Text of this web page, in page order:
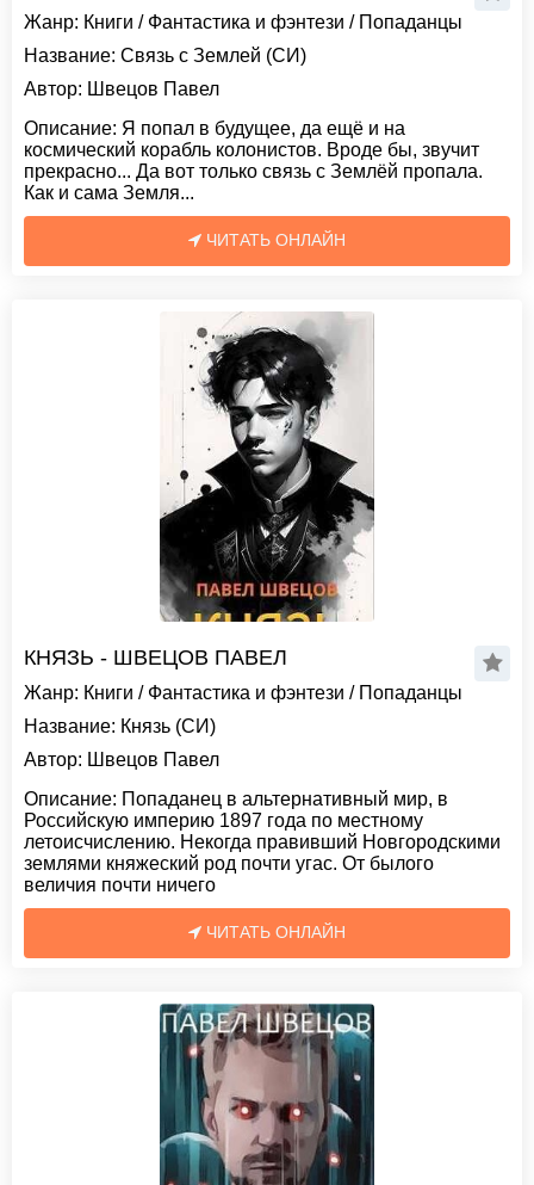
Жанр: Книги / Фантастика и фэнтези / Попаданцы
Название: Связь с Землей (СИ)
Автор: Швецов Павел
Описание: Я попал в будущее, да ещё и на
космический корабль колонистов. Вроде бы, звучит
прекрасно... Да вот только связь с Землёй пропала.
Как и сама Земля...
ЧИТАТЬ ОНЛАЙН
КНЯЗЬ - ШВЕЦОВ ПАВЕЛ
Жанр: Книги / Фантастика и фэнтези / Попаданцы
Название: Князь (СИ)
Автор: Швецов Павел
Описание: Попаданец в альтернативный мир, в
Российскую империю 1897 года по местному
летоисчислению. Некогда правивший Новгородскими
землями княжеский род почти угас. От былого
величия почти ничего
ЧИТАТЬ ОНЛАЙН